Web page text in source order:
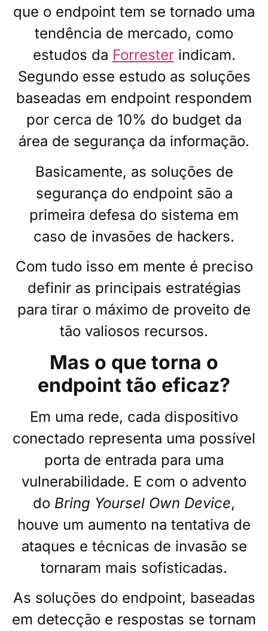
que o endpoint tem se tornado uma
tendência de mercado, como
estudos da Forresterindicam.
Segundo esse estudo as soluções
baseadas em endpoint respondem
por cerca de 10% do budget da
área de segurança da informação.
Basicamente, as soluções de
segurança do endpoint são a
primeira defesa do sistema em
caso de invasões de hackers.
Com tudo isso em mente é preciso
definir as principais estratégias
para tirar o máximo de proveito de
tão valiosos recursos.
Mas o que torna o
endpoint tão eficaz?
Em uma rede, cada dispositivo
conectado representa uma possível
porta de entrada para uma
vulnerabilidade. E com o advento
do Bring Yoursel Own Device,
houve um aumento na tentativa de
ataques e técnicas de invasão se
tornaram mais sofisticadas.
As soluções do endpoint, baseadas
em detecção e respostas se tornam